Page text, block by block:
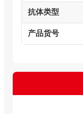
抗体类型
产品货号